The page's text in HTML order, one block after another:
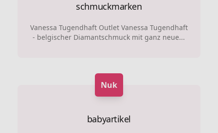
schmuckmarken
Vanessa Tugendhaft Outlet Vanessa Tugendhaft
- belgischer Diamantschmuck mit ganz neue...
Nuk
babyartikel